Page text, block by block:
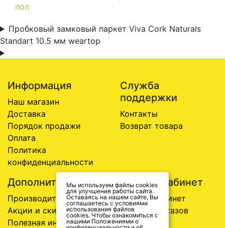
пол
Пробковый замковый паркет Viva Cork Naturals
Standart 10.5 мм weartop
Мы используем файлы cookies
для улучшения работы сайта.
Оставаясь на нашем сайте, Вы
соглашаетесь с условиями
использования файлов
cookies. Чтобы ознакомиться с
нашими Положениями о
Информация
Наш магазин
Доставка
Порядок продажи
Оплата
Политика
конфиденциальности
Служба
поддержки
Контакты
Возврат товара
Дополнительно
Производители
Акции и скидки
Полезная информация
Личный Кабинет
Личный Кабинет
История заказов
Закладки